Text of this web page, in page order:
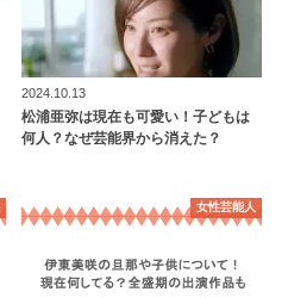
2024.10.13
松浦亜弥は現在も可愛い！子どもは
何人？なぜ芸能界から消えた？
女性芸能人